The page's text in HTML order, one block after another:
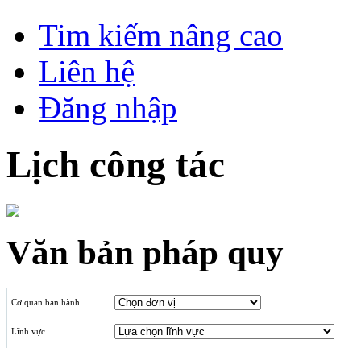
Tim kiếm nâng cao
Liên hệ
Đăng nhập
Lịch công tác
Văn bản pháp quy
Cơ quan ban hành
Lĩnh vực